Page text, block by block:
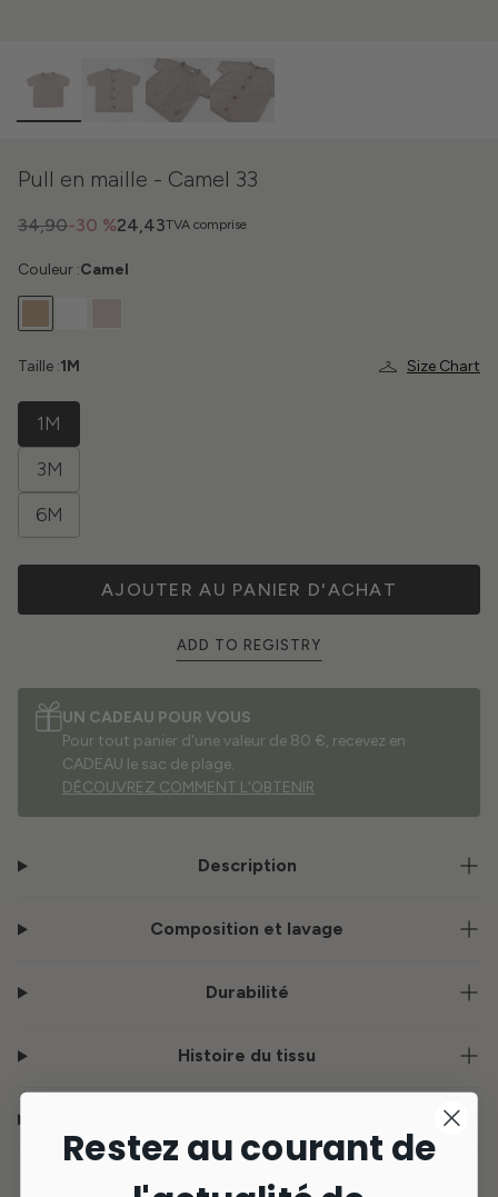
Pull en maille - Camel 33
TVA comprise
-30 %
34,90 24,43
Couleur :Camel
Size Chart
Taille :1M
1M
3M
6M
AJOUTER AU PANIER D'ACHAT
ADD TO REGISTRY
UN CADEAU POUR VOUS
Pour tout panier d'une valeur de 80 €, recevez en
CADEAU le sac de plage.
DÉCOUVREZ COMMENT L'OBTENIR
Description
Composition et lavage
Durabilité
Histoire du tissu
Restez au courant de